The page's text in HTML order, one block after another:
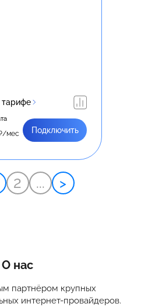
тарифе
мес Подключить
2 ... >
О нас
партнёром крупных
интернет-провайдеров.